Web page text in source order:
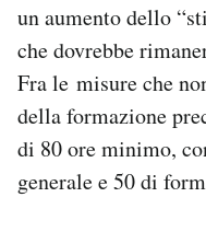
un aumento dello
che dovrebbe
Fra le misure che
della formazione
di 80 ore minimo,
generale e 50 di